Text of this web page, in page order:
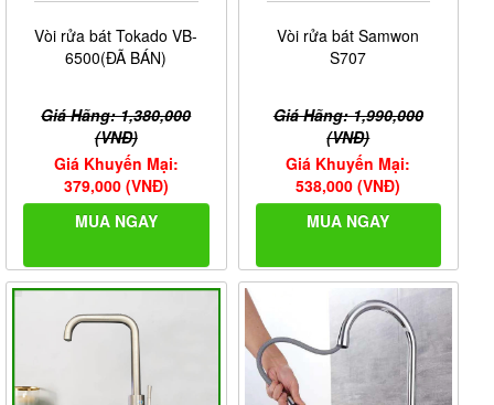
Vòi rửa bát Tokado VB-
6500(ĐÃ BÁN)
Giá Hãng: 1,380,000
(VNĐ)
Giá Khuyến Mại:
379,000 (VNĐ)
MUA NGAY
Vòi rửa bát Samwon
S707
Giá Hãng: 1,990,000
(VNĐ)
Giá Khuyến Mại:
538,000 (VNĐ)
MUA NGAY